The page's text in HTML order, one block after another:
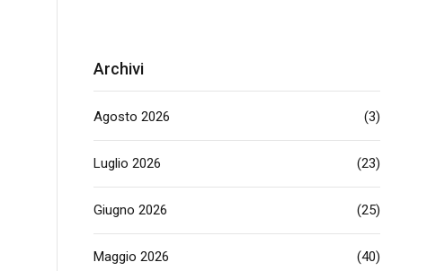
Archivi
Agosto 2026 (3)
Luglio 2026 (23)
Giugno 2026 (25)
Maggio 2026 (40)